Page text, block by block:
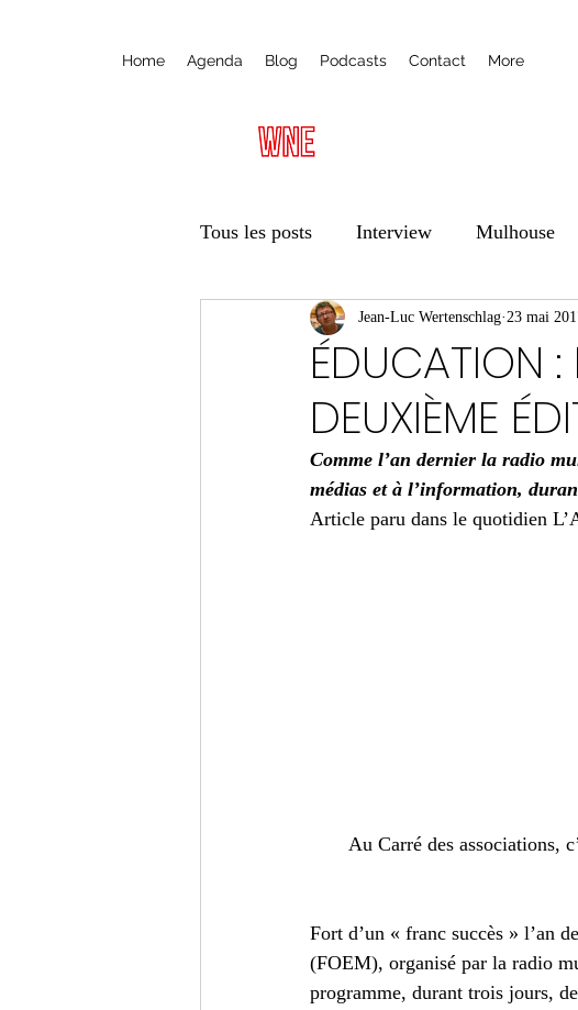
Home Agenda Blog Podcasts Contact More
Tous les posts Interview Mulhouse
Ateliers Éducation aux
Vie des associations Transfrontalier
Cinéma Critique
ÉDUCATION :
DEUXIÈME
Jean-Luc Wertenschlag 23 mai
Comme l’an dernier la radio
médias et à l’information,
Article paru dans le quotidien
Au Carré des associations,
Fort d’un « franc succès » l’an
(FOEM), organisé par la radio
programme, durant trois jours,